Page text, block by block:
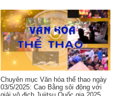
Chuyên mục Văn hóa thể thao ngày
03/5/2025: Cao Bằng sôi động với